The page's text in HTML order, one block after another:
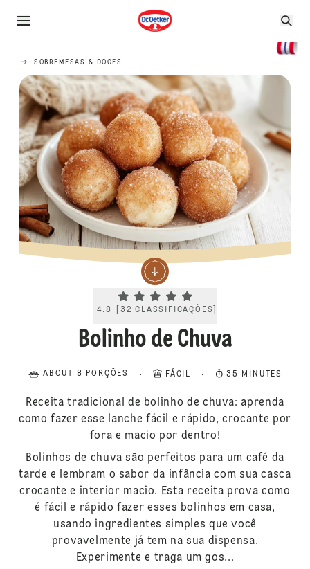
SOBREMESAS & DOCES
Current rating 4.8. Click to rate.
4.8 32 CLASSIFICAÇÕES
Bolinho de Chuva
ABOUT 8 PORÇÕES FÁCIL 35 MINUTES
Receita tradicional de bolinho de chuva: aprenda
como fazer esse lanche fácil e rápido, crocante por
fora e macio por dentro!
Bolinhos de chuva são perfeitos para um café da
tarde e lembram o sabor da infância com sua casca
crocante e interior macio. Esta receita prova como
é fácil e rápido fazer esses bolinhos em casa,
usando ingredientes simples que você
provavelmente já tem na sua dispensa.
Experimente e traga um gos...